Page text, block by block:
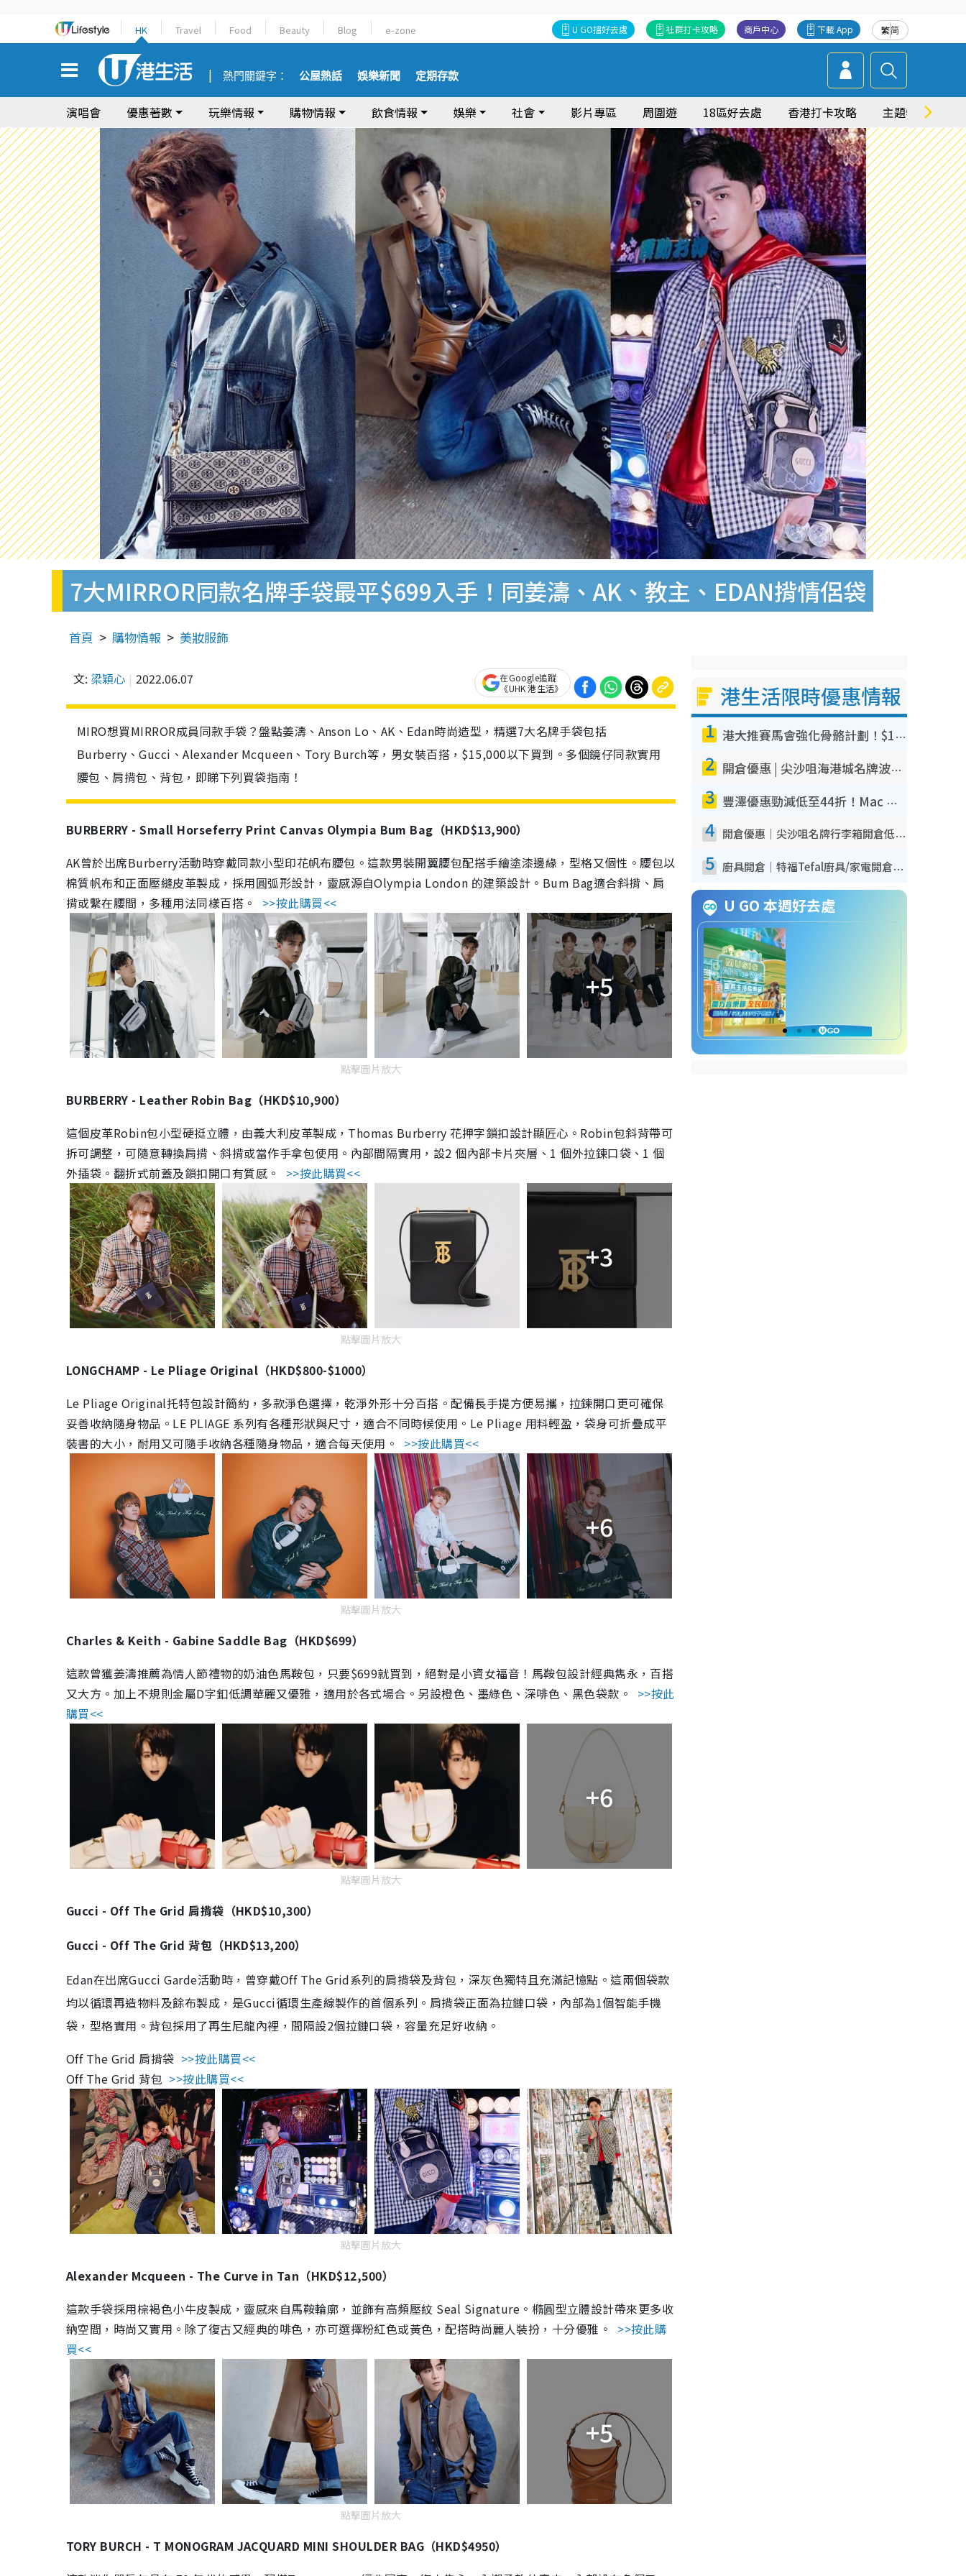
HK Travel Food Beauty Blog e-zone 繁简
下載 App
商戶中心
社群打卡攻略
U GO搵好去處
熱門關鍵字： 公屋熱話 娛樂新聞 定期存款
演唱會 優惠著數 玩樂情報 購物情報 飲食情報 娛樂 社會 影片專區 周圍遊 18區好去處 香港打卡攻略 主題特集
7大MIRROR同款名牌手袋最平$699入手！同姜濤、AK、教主、EDAN揹情侶袋
首頁 購物情報 美妝服飾
文: 梁穎心 2022.06.07
在Google追蹤
《UHK 港生活》
MIRO想買MIRROR成員同款手袋？盤點姜濤、Anson Lo、AK、Edan時尚造型，精選7大名牌手袋包括
Burberry、Gucci、Alexander Mcqueen、Tory Burch等，男女裝百搭，$15,000以下買到。多個鏡仔同款實用
腰包、肩揹包、背包，即睇下列買袋指南！
BURBERRY - Small Horseferry Print Canvas Olympia Bum Bag（HKD$13,900）
AK曾於出席Burberry活動時穿戴同款小型印花帆布腰包。這款男裝開翼腰包配搭手繪塗漆邊緣，型格又個性。腰包以
棉質帆布和正面壓縫皮革製成，採用圓弧形設計，靈感源自Olympia London 的建築設計。Bum Bag適合斜揹、肩
揹或繫在腰間，多種用法同樣百搭。 >>按此購買<<
+5
點擊圖片放大
BURBERRY - Leather Robin Bag（HKD$10,900）
這個皮革Robin包小型硬挺立體，由義大利皮革製成，Thomas Burberry 花押字鎖扣設計顯匠心。Robin包斜背帶可
拆可調整，可隨意轉換肩揹、斜揹或當作手拿包使用。內部間隔實用，設2 個內部卡片夾層、1 個外拉鍊口袋、1 個
外插袋。翻折式前蓋及鎖扣開口有質感。
>>按此購買<<
+3
點擊圖片放大
LONGCHAMP - Le Pliage Original（HKD$800-$1000）
Le Pliage Original托特包設計簡約，多款淨色選擇，乾淨外形十分百搭。配備長手提方便易攜，拉鍊開口更可確保
妥善收納隨身物品。LE PLIAGE 系列有各種形狀與尺寸，適合不同時候使用。Le Pliage 用料輕盈，袋身可折疊成平
裝書的大小，耐用又可隨手收納各種隨身物品，適合每天使用。 >>按此購買<<
+6
點擊圖片放大
Charles & Keith - Gabine Saddle Bag（HKD$699）
這款曾獲姜濤推薦為情人節禮物的奶油色馬鞍包，只要$699就買到，絕對是小資女福音！馬鞍包設計經典雋永，百搭
又大方。加上不規則金屬D字釦低調華麗又優雅，適用於各式場合。另設橙色、墨綠色、深啡色、黑色袋款。 >>按此
購買<<
+6
點擊圖片放大
Gucci - Off The Grid 肩揹袋（HKD$10,300）
Gucci - Off The Grid 背包（HKD$13,200）
Edan在出席Gucci Garde活動時，曾穿戴Off The Grid系列的肩揹袋及背包，深灰色獨特且充滿記憶點。這兩個袋款
均以循環再造物料及餘布製成，是Gucci循環生產線製作的首個系列。肩揹袋正面為拉鏈口袋，內部為1個智能手機
袋，型格實用。背包採用了再生尼龍內裡，間隔設2個拉鏈口袋，容量充足好收納。
Off The Grid 肩揹袋 >>按此購買<<
Off The Grid 背包 >>按此購買<<
點擊圖片放大
Alexander Mcqueen - The Curve in Tan（HKD$12,500）
這款手袋採用棕褐色小牛皮製成，靈感來自馬鞍輪廓，並飾有高頻壓紋 Seal Signature。橢圓型立體設計帶來更多收
納空間，時尚又實用。除了復古又經典的啡色，亦可選擇粉紅色或黃色，配搭時尚麗人裝扮，十分優雅。 >>按此購
買<<
+5
點擊圖片放大
TORY BURCH - T MONOGRAM JACQUARD MINI SHOULDER BAG（HKD$4950）
港生活限時優惠情報
1 港大推賽馬會強化骨骼計劃！$100骨質密度X光檢查 完成免費運動訓練送超市禮券！附參加資格
2 開倉優惠 | 尖沙咀海港城名牌波鞋開倉低至1折！On鞋$899起／Joy&Peace鞋履$98起
3 豐澤優惠勁減低至44折！Mac mini/iPhone17Pro大減價！廚房家電$220起
4 開倉優惠｜尖沙咀名牌行李箱開倉低至4折！一連5日 American Tourister/ace./Hallmark $200起！
5 廚具開倉｜特福Tefal廚具/家電開倉低至3折！$220起買平底鍋/炒鑊/湯煲！電飯煲/吸塵機/燙斗$418起
U GO 本週好去處